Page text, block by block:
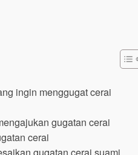
ingin menggugat cerai
gugatan cerai
cerai
gugatan cerai suami